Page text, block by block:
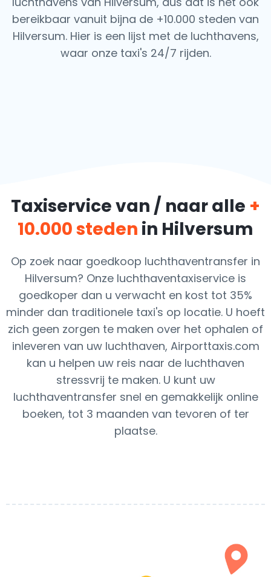
bereikbaar vanuit bijna de +10.000 steden van
Hilversum. Hier is een lijst met de luchthavens,
waar onze taxi's 24/7 rijden.
Taxiservice van / naar alle +
10.000 steden in Hilversum
Op zoek naar goedkoop luchthaventransfer in
Hilversum? Onze luchthaventaxiservice is
goedkoper dan u verwacht en kost tot 35%
minder dan traditionele taxi's op locatie. U hoeft
zich geen zorgen te maken over het ophalen of
inleveren van uw luchthaven, Airporttaxis.com
kan u helpen uw reis naar de luchthaven
stressvrij te maken. U kunt uw
luchthaventransfer snel en gemakkelijk online
boeken, tot 3 maanden van tevoren of ter
plaatse.